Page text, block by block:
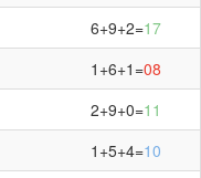
6+9+2=17
1+6+1=08
2+9+0=11
1+5+4=10